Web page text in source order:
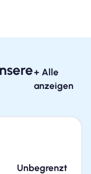
+ Alle
anzeigen
Unbegrenzt